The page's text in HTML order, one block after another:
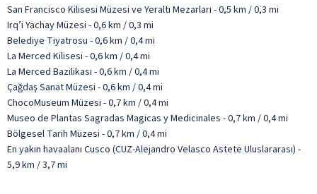
San Francisco Kilisesi Müzesi ve Yeraltı Mezarları - 0,5 km / 0,3 mi
Irq’i Yachay Müzesi - 0,6 km / 0,3 mi
Belediye Tiyatrosu - 0,6 km / 0,4 mi
La Merced Kilisesi - 0,6 km / 0,4 mi
La Merced Bazilikası - 0,6 km / 0,4 mi
Çağdaş Sanat Müzesi - 0,6 km / 0,4 mi
ChocoMuseum Müzesi - 0,7 km / 0,4 mi
Museo de Plantas Sagradas Magicas y Medicinales - 0,7 km / 0,4 mi
Bölgesel Tarih Müzesi - 0,7 km / 0,4 mi
En yakın havaalanı Cusco (CUZ-Alejandro Velasco Astete Uluslararası) -
5,9 km / 3,7 mi